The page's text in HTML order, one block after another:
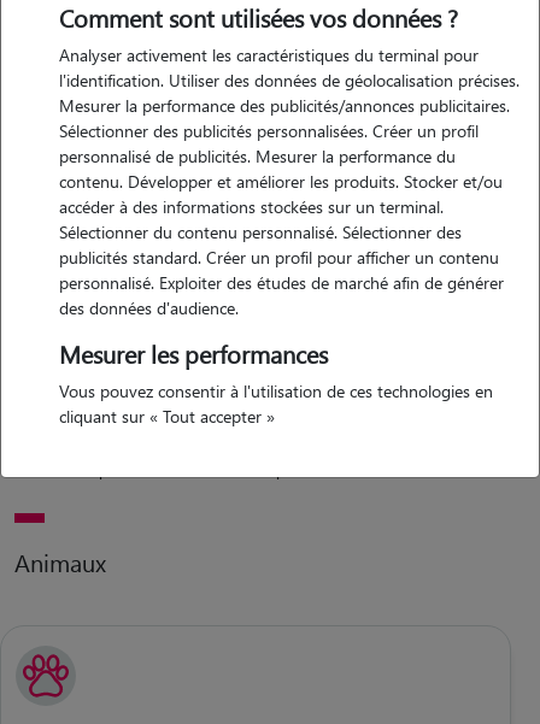
Motivation
pour cela je me suis dit pourquoi pas promener les animaux des
autres et m'en occuper. les animaux sont tellement précieux et
adorable que les rendre heureux me ferait le plus grand plaisir. je
pourrais aller faire de grande balades, jouer avec eux etc...
Expérience
j'ai eu trois chiens en total, avec qui j'ai grandi, qui ont toujours été là
les remerciant (jouer, promenade, câlins) actuellement j'ai un chat
Animaux
Comment sont utilisées vos données ?
Analyser activement les caractéristiques du terminal pour
l'identification. Utiliser des données de géolocalisation précises.
Mesurer la performance des publicités/annonces publicitaires.
Sélectionner des publicités personnalisées. Créer un profil
personnalisé de publicités. Mesurer la performance du
contenu. Développer et améliorer les produits. Stocker et/ou
accéder à des informations stockées sur un terminal.
Sélectionner du contenu personnalisé. Sélectionner des
publicités standard. Créer un profil pour afficher un contenu
personnalisé. Exploiter des études de marché afin de générer
des données d'audience.
Mesurer les performances
Vous pouvez consentir à l'utilisation de ces technologies en
cliquant sur « Tout accepter »